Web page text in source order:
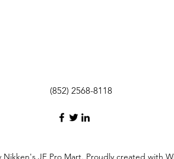
(852) 2568-8118
Nikken's JF Pro Mart. Proudly created with